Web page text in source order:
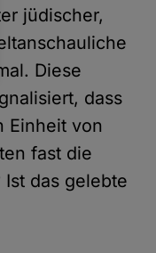
jüdischer,
Diese
dass
Einheit von
fast die
das gelebte